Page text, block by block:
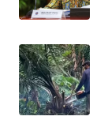
WN
JATIM
WN
BALI